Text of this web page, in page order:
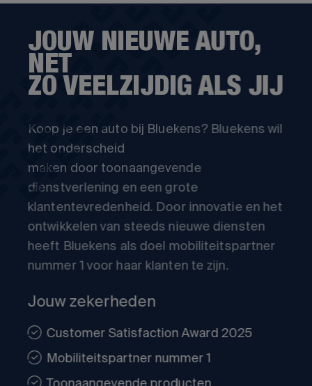
JOUW NIEUWE AUTO,
NET
ZO VEELZIJDIG ALS JIJ
Koop je een auto bij Bluekens? Bluekens wil
het onderscheid
maken door toonaangevende
dienstverlening en een grote
klantentevredenheid. Door innovatie en het
ontwikkelen van steeds nieuwe diensten
heeft Bluekens als doel mobiliteitspartner
nummer 1 voor haar klanten te zijn.
Jouw zekerheden
Customer Satisfaction Award 2025
Mobiliteitspartner nummer 1
Toonaangevende producten